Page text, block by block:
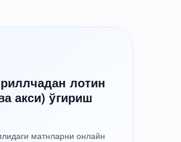
лотин
акси) ўгириш
матнларни онлайн